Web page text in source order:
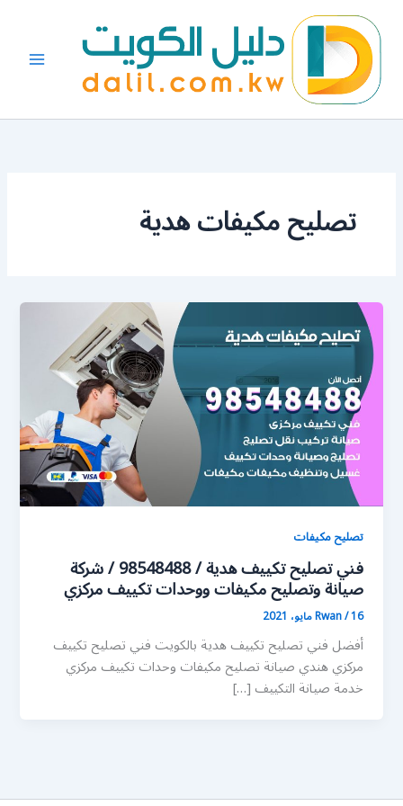
المحتوى
تصليح مكيفات هدية
تصليح مكيفات
فني تصليح تكييف هدية / 98548488 / شركة
صيانة وتصليح مكيفات ووحدات تكييف مركزي
Rwan/16 مايو، 2021
أفضل فني تصليح تكييف هدية بالكويت فني تصليح تكييف
مركزي هندي صيانة تصليح مكيفات وحدات تكييف مركزي
خدمة صيانة التكييف […]